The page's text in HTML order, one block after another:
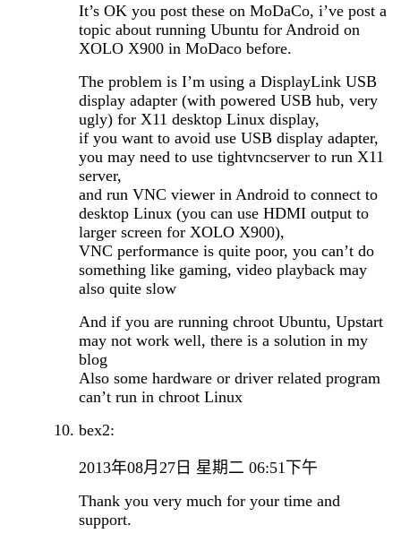
It’s OK you post these on MoDaCo, i’ve post a
topic about running Ubuntu for Android on
XOLO X900 in MoDaco before.
The problem is I’m using a DisplayLink USB
display adapter (with powered USB hub, very
ugly) for X11 desktop Linux display,
if you want to avoid use USB display adapter,
you may need to use tightvncserver to run X11
server,
and run VNC viewer in Android to connect to
desktop Linux (you can use HDMI output to
larger screen for XOLO X900),
VNC performance is quite poor, you can’t do
something like gaming, video playback may
also quite slow
And if you are running chroot Ubuntu, Upstart
may not work well, there is a solution in my
blog
Also some hardware or driver related program
can’t run in chroot Linux
bex2:
2013年08月27日 星期二 06:51下午
Thank you very much for your time and
support.